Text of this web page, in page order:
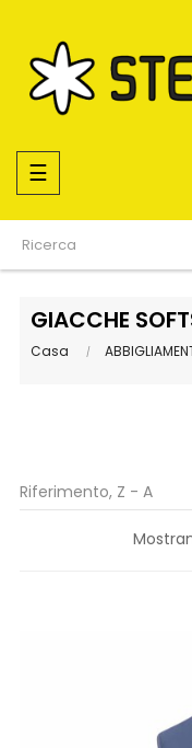
navigazione
Toggle
☰
GIACCHE
Casa
Riferimento, Z - A